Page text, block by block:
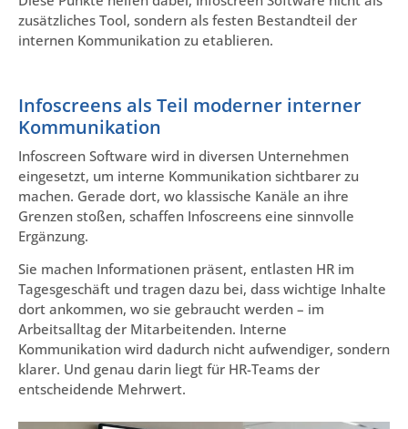
zusätzliches Tool, sondern als festen Bestandteil der
internen Kommunikation zu etablieren.
Infoscreens als Teil moderner interner
Kommunikation
Infoscreen Software wird in diversen Unternehmen
eingesetzt, um interne Kommunikation sichtbarer zu
machen. Gerade dort, wo klassische Kanäle an ihre
Grenzen stoßen, schaffen Infoscreens eine sinnvolle
Ergänzung.
Sie machen Informationen präsent, entlasten HR im
Tagesgeschäft und tragen dazu bei, dass wichtige Inhalte
dort ankommen, wo sie gebraucht werden – im
Arbeitsalltag der Mitarbeitenden. Interne
Kommunikation wird dadurch nicht aufwendiger, sondern
klarer. Und genau darin liegt für HR-Teams der
entscheidende Mehrwert.